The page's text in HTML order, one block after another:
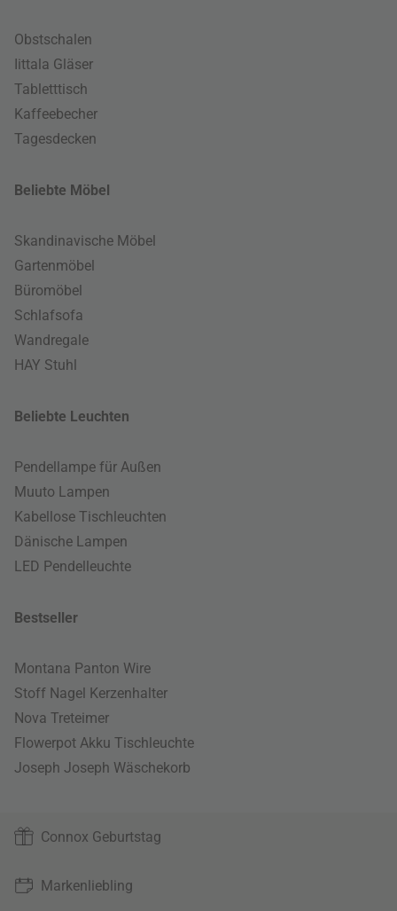
Obstschalen
Iittala Gläser
Tabletttisch
Kaffeebecher
Tagesdecken
Beliebte Möbel
Skandinavische Möbel
Gartenmöbel
Büromöbel
Schlafsofa
Wandregale
HAY Stuhl
Beliebte Leuchten
Pendellampe für Außen
Muuto Lampen
Kabellose Tischleuchten
Dänische Lampen
LED Pendelleuchte
Bestseller
Montana Panton Wire
Stoff Nagel Kerzenhalter
Nova Treteimer
Flowerpot Akku Tischleuchte
Joseph Joseph Wäschekorb
Connox Geburtstag
Markenliebling